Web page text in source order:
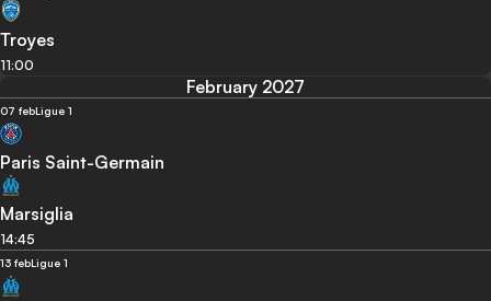
Troyes
11:00
February 2027
07 febLigue 1
Paris Saint-Germain
Marsiglia
14:45
13 febLigue 1